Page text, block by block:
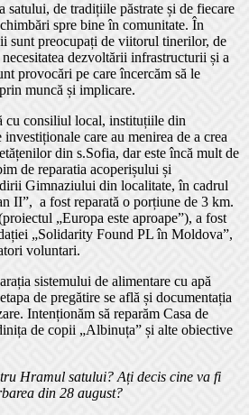
satului, de tradițiile păstrate și de fiecare
spre bine în comunitate. În
sunt preocupați de viitorul tinerilor, de
dezvoltării infrastructurii și a
provocări pe care încercăm să le
muncă și implicare.
cu consiliul local, instituțiile din
care au menirea de a crea
din s.Sofia, dar este încă mult de
de reparatia acoperișului și
Gimnaziului din localitate, în cadrul
II”, a fost reparată o porțiune de 3 km.
„Europa este aproape”), a fost
„Solidarity Found PL în Moldova”,
voluntari.
sistemului de alimentare cu apă
de pregătire se află și documentația
Intenționăm să reparăm Casa de
de copii „Albinuța” și alte obiective
Hramul satului? Ați decis cine va fi
din 28 august?